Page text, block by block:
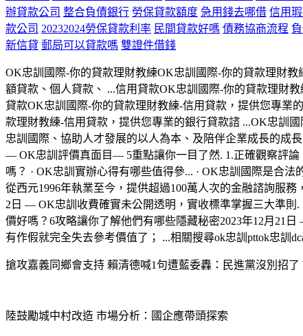
辦貸款公司 整合負債銀行 勞保貸款額度 急用錢去哪借 信用
款公司 20232024勞保貸款利率 民間貸款好嗎 債務協商流程
新信貸 郵局可以貸款嗎 雙證件借錢
OK忠訓國際-你的貸款理財教練OK忠訓國際-你的貸款理財
額貸款、個人貸款、 ...信用貸款OK忠訓國際-你的貸款理財
貸款OK忠訓國際-你的貸款理財教練-信用貸款，提供您專業
款理財教練-信用貸款，提供您專業的銀行貸款諮 ...OK忠訓
忠訓國際、協助人才發展的以人為本、及陪伴企業成長的成
— OK忠訓評價真面目— 5重點讓你一目了然. 1.正確觀察評
嗎？ · ‎OK忠訓實辦心得有哪些值得參... · ‎OK忠訓國際是合
從西元1996年執業至今，提供超過100萬人次的金融諮詢服
2日 — OK忠訓收費確實未公開透明，實收標準掌握三大準則
價好嗎？6攻略讓你了解他們有哪些隱藏秘密2023年12月21
有作假就完全失去參考價值了； ...相關搜尋ok忠訓pttok忠訓
搶攻嘉義同鄉會支持 賴清德喊1句遭藍委轟：民進黨沒別招了
陸鼓勵城中村改造 市場分析：國企應帶頭探索